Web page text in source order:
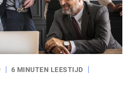
6 MINUTEN LEESTIJD